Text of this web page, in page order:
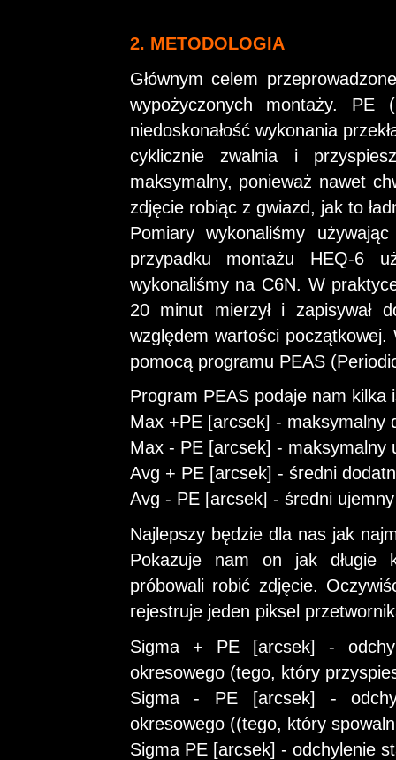
2. METODOLOGIA
Głównym celem
wypożyczonych montaży. PE
niedoskonałość wykonania
cyklicznie zwalnia i
maksymalny, ponieważ nawet
zdjęcie robiąc z gwiazd, jak to
Pomiary wykonaliśmy
przypadku montażu HEQ-6
wykonaliśmy na C6N. W
20 minut mierzył i zapisywał
względem wartości początkowej.
pomocą programu PEAS
Program PEAS podaje nam
Max +PE [arcsek] - maksymalny
Max - PE [arcsek] - maksymalny
Avg + PE [arcsek] - średni
Avg - PE [arcsek] - średni ujemny
Najlepszy będzie dla nas jak
Pokazuje nam on jak długie
próbowali robić zdjęcie.
rejestruje jeden piksel
Sigma + PE [arcsek] -
okresowego (tego, który
Sigma - PE [arcsek] -
okresowego ((tego, który
Sigma PE [arcsek] - odchylenie